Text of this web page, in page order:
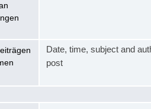
Date, time, subject and
post